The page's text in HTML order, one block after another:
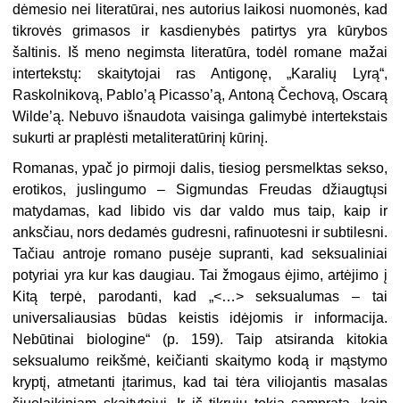
dėmesio nei literatūrai, nes autorius laikosi nuomonės, kad
tikrovės grimasos ir kasdienybės patirtys yra kūrybos
šaltinis. Iš meno negimsta literatūra, todėl romane mažai
intertekstų: skaitytojai ras Antigonę, „Karalių Lyrą“,
Raskolnikovą, Pablo’ą Picasso’ą, Antoną Čechovą, Oscarą
Wilde’ą. Nebuvo išnaudota vaisinga galimybė intertekstais
sukurti ar praplėsti metaliteratūrinį kūrinį.
Romanas, ypač jo pirmoji dalis, tiesiog persmelktas sekso,
erotikos, juslingumo – Sigmundas Freudas džiaugtųsi
matydamas, kad libido vis dar valdo mus taip, kaip ir
anksčiau, nors dedamės gudresni, rafinuotesni ir subtilesni.
Tačiau antroje romano pusėje supranti, kad seksualiniai
potyriai yra kur kas daugiau. Tai žmogaus ėjimo, artėjimo į
Kitą terpė, parodanti, kad „<…> seksualumas – tai
universaliausias būdas keistis idėjomis ir informacija.
Nebūtinai biologine“ (p. 159). Taip atsiranda kitokia
seksualumo reikšmė, keičianti skaitymo kodą ir mąstymo
kryptį, atmetanti įtarimus, kad tai tėra viliojantis masalas